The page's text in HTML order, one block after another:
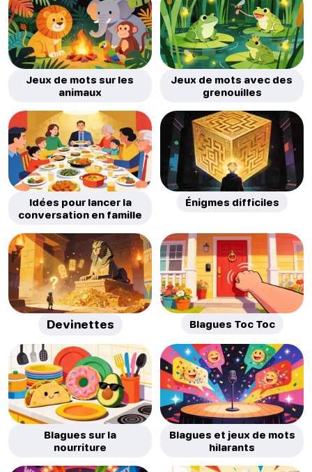
Jeux de mots sur les
animaux
Jeux de mots avec des
grenouilles
Idées pour lancer la
conversation en famille
Énigmes difficiles
Devinettes Blagues Toc Toc
Blagues sur la
nourriture
Blagues et jeux de mots
hilarants